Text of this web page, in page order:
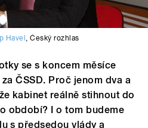
Havel ,Český rozhlas
se s koncem měsíce
ČSSD. Proč jenom dva a
kabinet reálně stihnout do
období? I o tom budeme
s předsedou vlády a